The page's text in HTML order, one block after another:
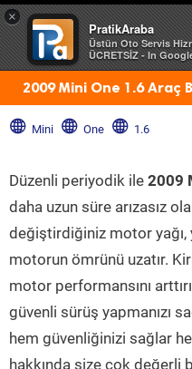
×
PratikAraba
Üstün Oto Servis
ÜCRETSİZ - In
2009 Mini One 1.6 Araç
Mini One 1.6
Düzenli periyodik ile 2009
daha uzun süre arızasız
değiştirdiğiniz motor yağı,
motorun ömrünü uzatır.
motor performansını
güvenli sürüş yapmanızı
hem güvenliğinizi sağlar
hakkında size çok değerli